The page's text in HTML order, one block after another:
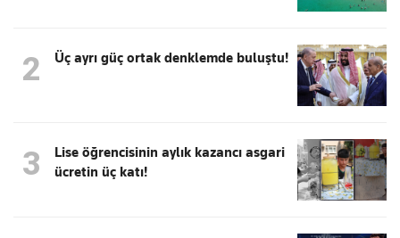
2 Üç ayrı güç ortak denklemde buluştu!
3
Lise öğrencisinin aylık kazancı asgari
ücretin üç katı!